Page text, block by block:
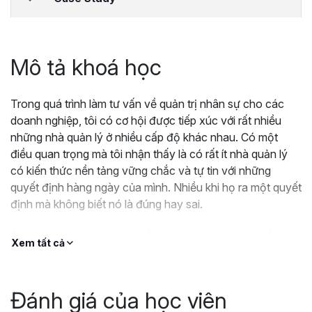
Mô tả khoá học
Trong quá trình làm tư vấn về quản trị nhân sự cho các
doanh nghiệp, tôi có cơ hội được tiếp xúc với rất nhiều
những nhà quản lý ở nhiều cấp độ khác nhau. Có một
điều quan trọng mà tôi nhận thấy là có rất ít nhà quản lý
có kiến thức nền tảng vững chắc và tự tin với những
quyết định hàng ngày của mình. Nhiều khi họ ra một quyết
định mà không biết nó là đúng hay sai.
Ở Việt Nam, việc đào tạo về năng lực quản lý còn rất hạn
Việt. Việc sử dụng tràn lan những công cụ quản lý như
Xem tất cả
Đánh giá của học viên